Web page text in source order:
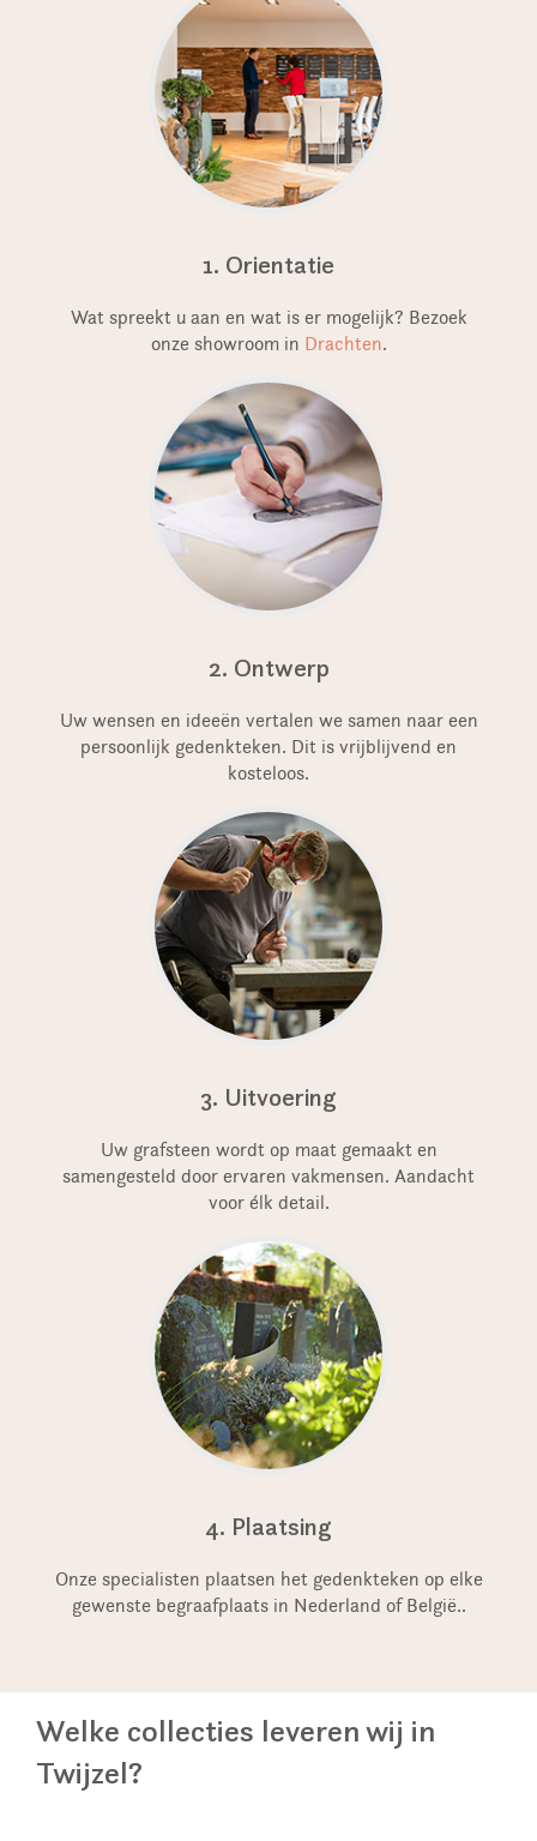
1. Orientatie
Wat spreekt u aan en wat is er mogelijk? Bezoek
onze showroom in Drachten.
2. Ontwerp
Uw wensen en ideeën vertalen we samen naar een
persoonlijk gedenkteken. Dit is vrijblijvend en
kosteloos.
3. Uitvoering
Uw grafsteen wordt op maat gemaakt en
samengesteld door ervaren vakmensen. Aandacht
voor élk detail.
4. Plaatsing
Onze specialisten plaatsen het gedenkteken op elke
gewenste begraafplaats in Nederland of België..
Welke collecties leveren wij in
Twijzel?